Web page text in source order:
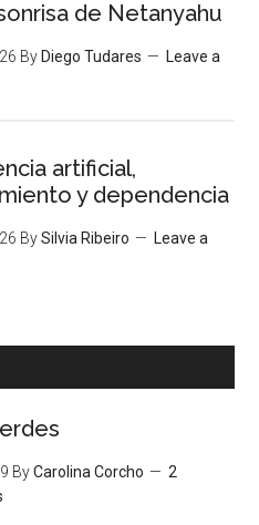
de Netanyahu
By Diego Tudares
Leave a
artificial,
y dependencia
BySilvia Ribeiro
Leave a
ByCarolina Corcho
2